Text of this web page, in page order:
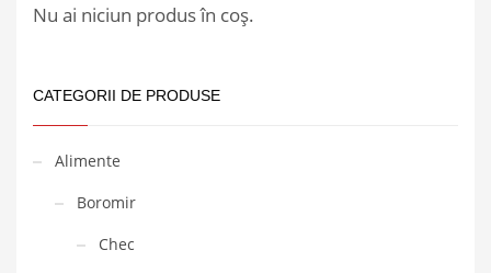
Nu ai niciun produs în coș.
CATEGORII DE PRODUSE
Alimente
Boromir
Chec